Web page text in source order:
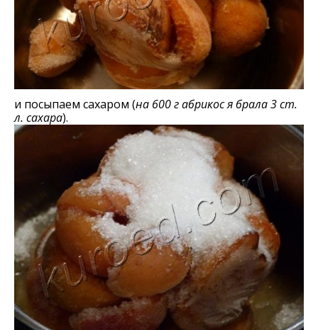
и посыпаем сахаром (на 600 г абрикос я брала 3 ст.
л. сахара).